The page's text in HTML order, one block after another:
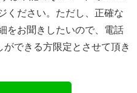
ください。ただし、正確な
をお聞きしたいので、電話
ができる方限定とさせて頂き